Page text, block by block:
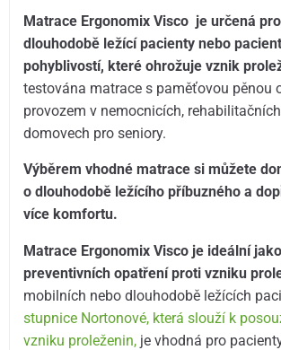
Matrace Ergonomix Visco je určená
dlouhodobě ležící pacienty nebo
pohyblivostí, které ohrožuje vznik
testována matrace s paměťovou pěnou
provozem v nemocnicích,
domovech pro seniory.
Výběrem vhodné matrace si můžete
o dlouhodobě ležícího příbuzného a
více komfortu.
Matrace Ergonomix Visco je ideální
preventivních opatření proti vzniku
mobilních nebo dlouhodobě ležících
stupnice Nortonové, která slouží k
vzniku proleženin, je vhodná pro